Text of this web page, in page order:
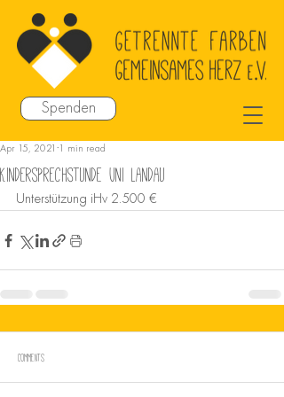
Spenden
Kindersprechstunde Uni Landau
Apr 15, 2021 1 min read
Unterstützung iHv 2.500 €
Comments